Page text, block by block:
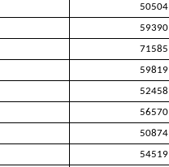
50504
59390
71585
59819
52458
56570
50874
54519